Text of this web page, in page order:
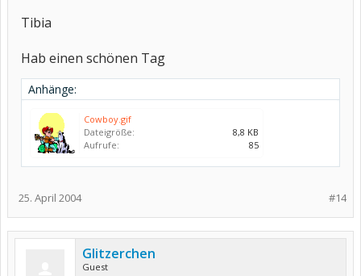
Tibia
Hab einen schönen Tag
Anhänge:
Cowboy.gif
Dateigröße:
8,8 KB
Aufrufe:
85
#14
25. April 2004
Glitzerchen
Guest